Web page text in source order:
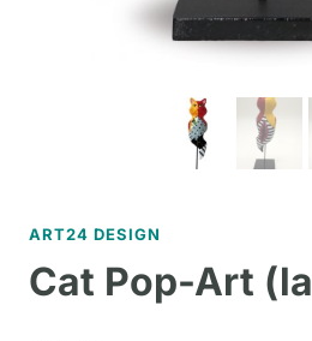
ART24 DESIGN
Cat Pop-Art